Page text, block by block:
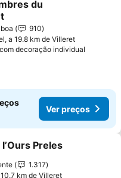
aos favoritos
du
910
a 19.8 km de Villeret
decoração individual
Ver preços
aos favoritos
Preles
1.317
km de Villeret